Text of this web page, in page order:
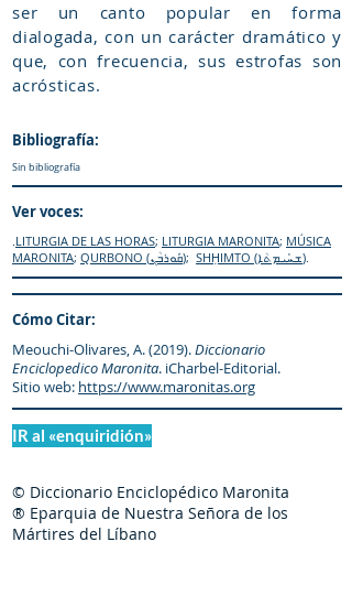
ser un canto popular en forma
dialogada, con un carácter dramático y
que, con frecuencia, sus estrofas son
acrósticas.
Bibliografía:
Sin bibliografía
Ver voces:
.LITURGIA DE LAS HORAS; LITURGIA MARONITA; MÚSICA
MARONITA; QURBONO (ܩܽܘܪܒܳܢ); SHḤIMTO (ܫܚܺܝܡܬܳܐ ).
Cómo Citar:
Meouchi-Olivares, A. (2019).Diccionario
Enciclopedico Maronita. iCharbel-Editorial.
Sitio web: https://www.maronitas.org
IR al «enquiridión»
© Diccionario Enciclopédico Maronita
® Eparquia de Nuestra Señora de los
Mártires del Líbano